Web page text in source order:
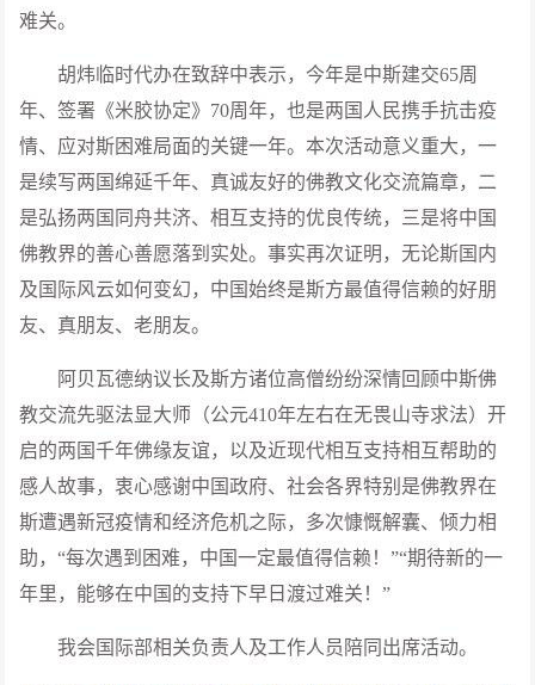
难关。
胡炜临时代办在致辞中表示，今年是中斯建交65周
年、签署《米胶协定》70周年，也是两国人民携手抗击疫
情、应对斯困难局面的关键一年。本次活动意义重大，一
是续写两国绵延千年、真诚友好的佛教文化交流篇章，二
是弘扬两国同舟共济、相互支持的优良传统，三是将中国
佛教界的善心善愿落到实处。事实再次证明，无论斯国内
及国际风云如何变幻，中国始终是斯方最值得信赖的好朋
友、真朋友、老朋友。
阿贝瓦德纳议长及斯方诸位高僧纷纷深情回顾中斯佛
教交流先驱法显大师（公元410年左右在无畏山寺求法）开
启的两国千年佛缘友谊，以及近现代相互支持相互帮助的
感人故事，衷心感谢中国政府、社会各界特别是佛教界在
斯遭遇新冠疫情和经济危机之际，多次慷慨解囊、倾力相
助，“每次遇到困难，中国一定最值得信赖！”“期待新的一
年里，能够在中国的支持下早日渡过难关！”
我会国际部相关负责人及工作人员陪同出席活动。